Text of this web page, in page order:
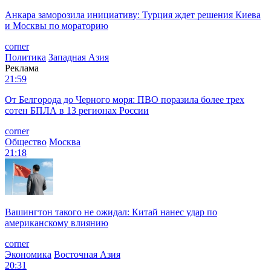
Анкара заморозила инициативу: Турция ждет решения Киева
и Москвы по мораторию
corner
Политика Западная Азия
Реклама
21:59
От Белгорода до Черного моря: ПВО поразила более трех
сотен БПЛА в 13 регионах России
corner
Общество Москва
21:18
Вашингтон такого не ожидал: Китай нанес удар по
американскому влиянию
corner
Экономика Восточная Азия
20:31